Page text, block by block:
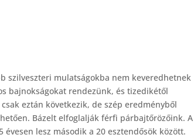
szilveszteri mulatságokba nem keveredhetnek
bajnokságokat rendezünk, és tizedikétől
eztán következik, de szép eredményből
Bázelt elfoglalják férfi párbajtőrözőink. A
évesen lesz második a 20 esztendősök között.